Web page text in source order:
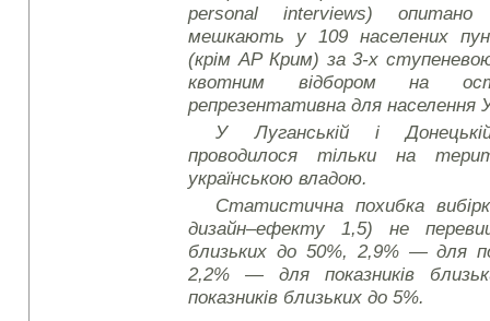
personal interviews) опитано
мешкають у 109 населених
(крім АР Крим) за 3-х
квотним відбором на
репрезентативна для населення
У Луганській і
проводилося тільки на
українською владою.
Статистична похибка
дизайн–ефекту 1,5) не
близьких до 50%, 2,9% — для
2,2% — для показників
показників близьких до 5%.